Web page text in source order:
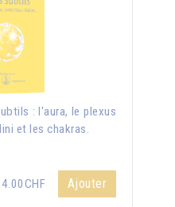
: l'aura, le plexus
et les chakras.
Ajouter